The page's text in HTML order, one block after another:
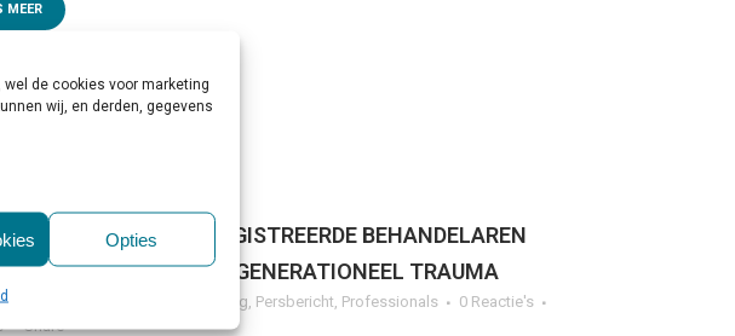
de cookies voor marketing
wij, en derden, gegevens
Opties
MEER
GEZOCHT: BIG-GEREGISTREERDE BEHANDELAREN
IN TRANSGENERATIONEEL TRAUMA
op 10:00h Overig, Persbericht, Professionals
0 Reactie's
Share